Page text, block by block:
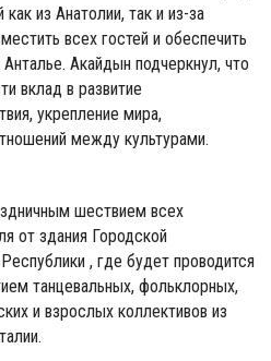
из Анатолии, так и из-за
всех гостей и обеспечить
Акайдын подчеркнул, что
вклад в развитие
укрепление мира,
между культурами.
шествием всех
от здания Городской
, где будет проводится
танцевальных, фольклорных,
и взрослых коллективов из